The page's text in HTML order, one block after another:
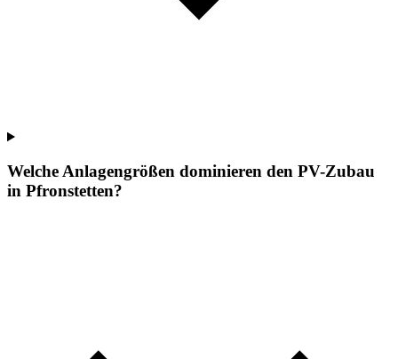
Welche Anlagengrößen dominieren den PV-Zubau
in Pfronstetten?